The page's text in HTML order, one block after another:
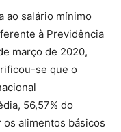
ao salário mínimo
à Previdência
março de 2020,
se que o
56,57% do
alimentos básicos